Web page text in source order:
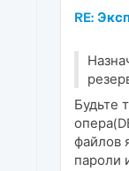
RE:
Будьте
файлов
пароли